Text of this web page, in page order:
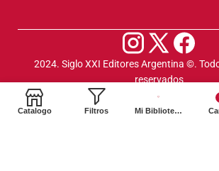
2024. Siglo XXI Editores Argentina ©️.
reservados
Catalogo Filtros Mi Biblioteca